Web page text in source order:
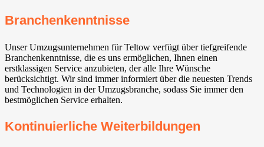
Branchenkenntnisse
Unser Umzugsunternehmen für Teltow verfügt über tiefgreifende
Branchenkenntnisse, die es uns ermöglichen, Ihnen einen
erstklassigen Service anzubieten, der alle Ihre Wünsche
berücksichtigt. Wir sind immer informiert über die neuesten Trends
und Technologien in der Umzugsbranche, sodass Sie immer den
bestmöglichen Service erhalten.
Kontinuierliche Weiterbildungen